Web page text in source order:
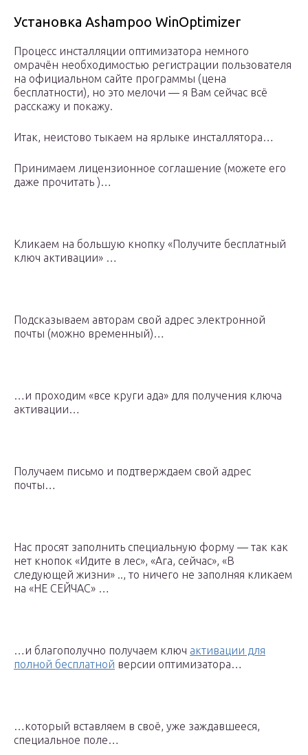
Установка Ashampoo WinOptimizer
Процесс инсталляции оптимизатора немного
омрачён необходимостью регистрации пользователя
на официальном сайте программы (цена
бесплатности), но это мелочи — я Вам сейчас всё
расскажу и покажу.
Итак, неистово тыкаем на ярлыке инсталлятора…
Принимаем лицензионное соглашение (можете его
даже прочитать )…
Кликаем на большую кнопку «Получите бесплатный
ключ активации» …
Подсказываем авторам свой адрес электронной
почты (можно временный)…
…и проходим «все круги ада» для получения ключа
активации…
Получаем письмо и подтверждаем свой адрес
почты…
Нас просят заполнить специальную форму — так как
нет кнопок «Идите в лес», «Ага, сейчас», «В
следующей жизни» .., то ничего не заполняя кликаем
на «НЕ СЕЙЧАС» …
…и благополучно получаем ключ активации для
полной бесплатной версии оптимизатора…
…который вставляем в своё, уже заждавшееся,
специальное поле…